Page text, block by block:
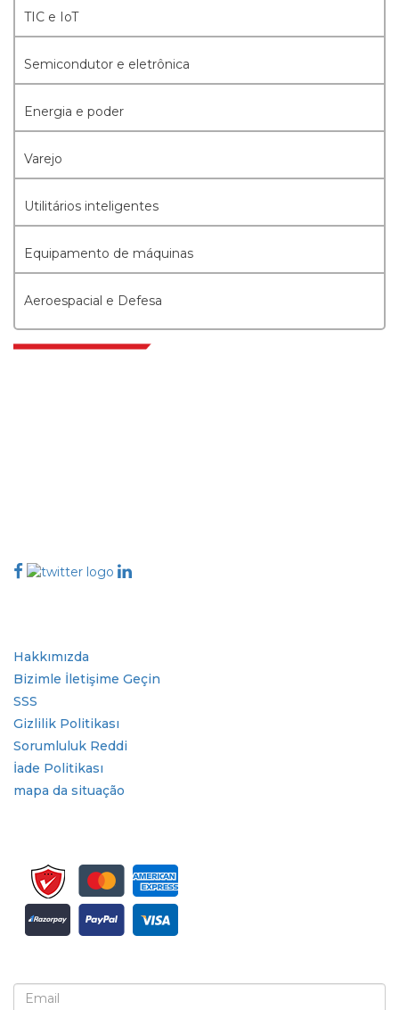
TIC e IoT
Semicondutor e eletrônica
Energia e poder
Varejo
Utilitários inteligentes
Equipamento de máquinas
Aeroespacial e Defesa
Hakkımızda
Bizimle İletişime Geçin
SSS
Gizlilik Politikası
Sorumluluk Reddi
İade Politikası
mapa da situação